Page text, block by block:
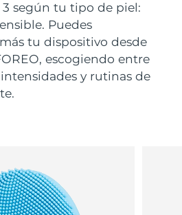
3 según tu tipo de piel:
Puedes
tu dispositivo desde
escogiendo entre
y rutinas de